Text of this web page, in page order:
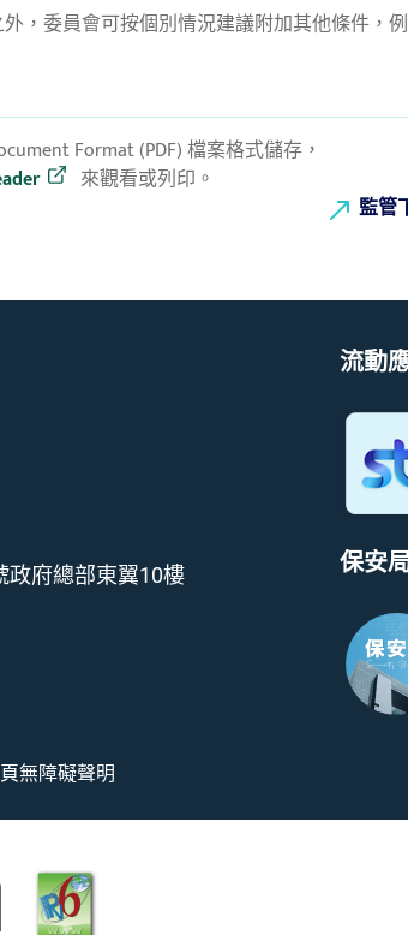
，委員會可按個別情況建議附加其他條件，
Format (PDF) 檔案格式儲存，
來觀看或列印。
監管
政府總部東翼10樓
流動
保安
無障礙聲明